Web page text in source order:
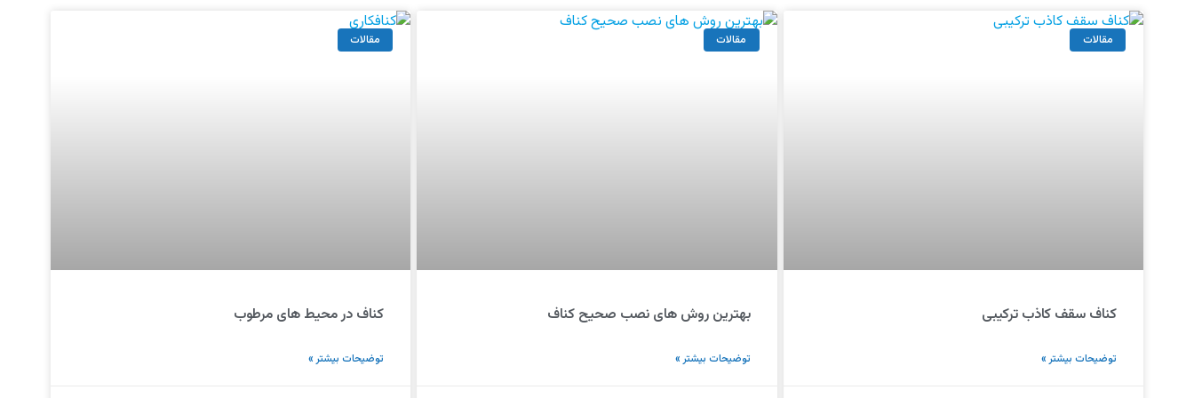
مقالات
کناف سقف کاذب ترکیبی
توضیحات بیشتر »
مقالات
بهترین روش‌ های نصب صحیح کناف
توضیحات بیشتر »
مقالات
کناف در محیط‌ های مرطوب
توضیحات بیشتر »